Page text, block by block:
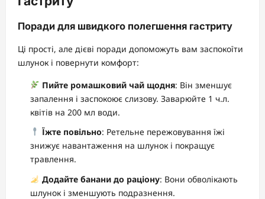
Поради для швидкого полегшення гастриту
Ці прості, але дієві поради допоможуть вам заспокоїти
шлунок і повернути комфорт:
Пийте ромашковий чай щодня: Він зменшує
запалення і заспокоює слизову. Заварюйте 1 ч.л.
квітів на 200 мл води.
Їжте повільно: Ретельне пережовування їжі
знижує навантаження на шлунок і покращує
травлення.
Додайте банани до раціону: Вони обволікають
шлунок і зменшують подразнення.